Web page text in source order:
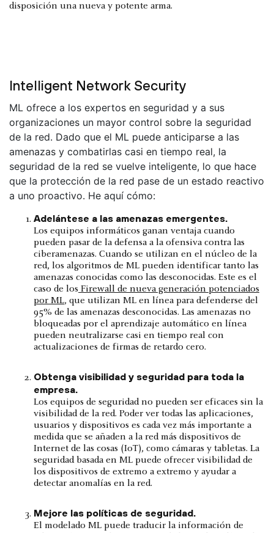
disposición una nueva y potente arma.
Intelligent Network Security
ML ofrece a los expertos en seguridad y a sus
organizaciones un mayor control sobre la seguridad
de la red. Dado que el ML puede anticiparse a las
amenazas y combatirlas casi en tiempo real, la
seguridad de la red se vuelve inteligente, lo que hace
que la protección de la red pase de un estado reactivo
a uno proactivo. He aquí cómo:
Adelántese a las amenazas emergentes.
Los equipos informáticos ganan ventaja cuando
pueden pasar de la defensa a la ofensiva contra las
ciberamenazas. Cuando se utilizan en el núcleo de la
red, los algoritmos de ML pueden identificar tanto las
amenazas conocidas como las desconocidas. Este es el
caso de los Firewall de nueva generación potenciados
por ML, que utilizan ML en línea para defenderse del
95% de las amenazas desconocidas. Las amenazas no
bloqueadas por el aprendizaje automático en línea
pueden neutralizarse casi en tiempo real con
actualizaciones de firmas de retardo cero.
Obtenga visibilidad y seguridad para toda la
empresa.
Los equipos de seguridad no pueden ser eficaces sin la
visibilidad de la red. Poder ver todas las aplicaciones,
usuarios y dispositivos es cada vez más importante a
medida que se añaden a la red más dispositivos de
Internet de las cosas (IoT), como cámaras y tabletas. La
seguridad basada en ML puede ofrecer visibilidad de
los dispositivos de extremo a extremo y ayudar a
detectar anomalías en la red.
Mejore las políticas de seguridad.
El modelado ML puede traducir la información de